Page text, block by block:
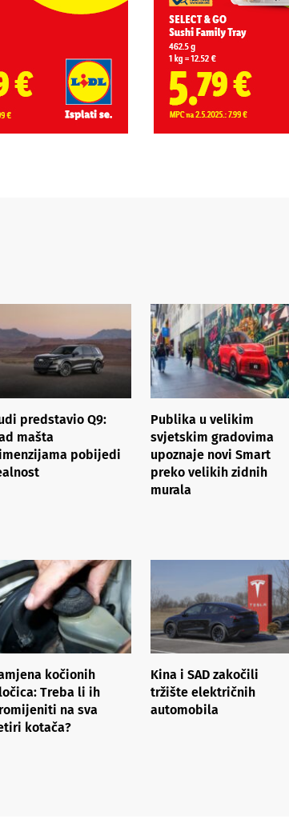
predstavio Q9:
mašta
pobijedi
Publika u velikim
svjetskim gradovima
upoznaje novi Smart
preko velikih zidnih
murala
kočionih
Treba li ih
na sva
kotača?
Kina i SAD zakočili
tržište električnih
automobila